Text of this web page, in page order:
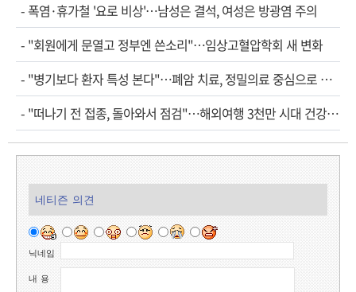
- 폭염·휴가철 '요로 비상'…남성은 결석, 여성은 방광염 주의
- "회원에게 문열고 정부엔 쓴소리"…임상고혈압학회 새 변화
- "병기보다 환자 특성 본다"…폐암 치료, 정밀의료 중심으로 진화
- "떠나기 전 접종, 돌아와서 점검"…해외여행 3천만 시대 건강관리법
네티즌 의견
닉네임
내 용